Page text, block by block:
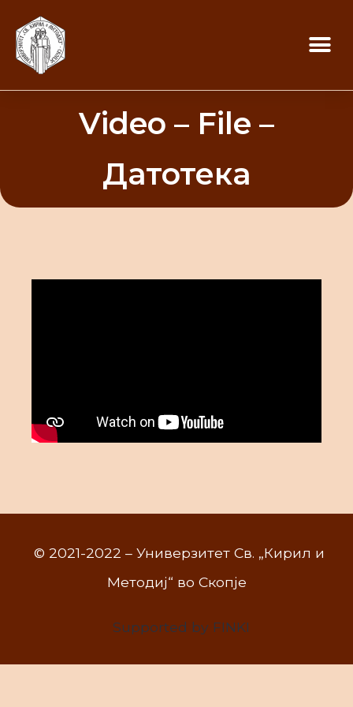
Video – File –
Датотека
© 2021-2022 – Универзитет Св. „Кирил и
Методиј“ во Скопје
Supported by FINKI